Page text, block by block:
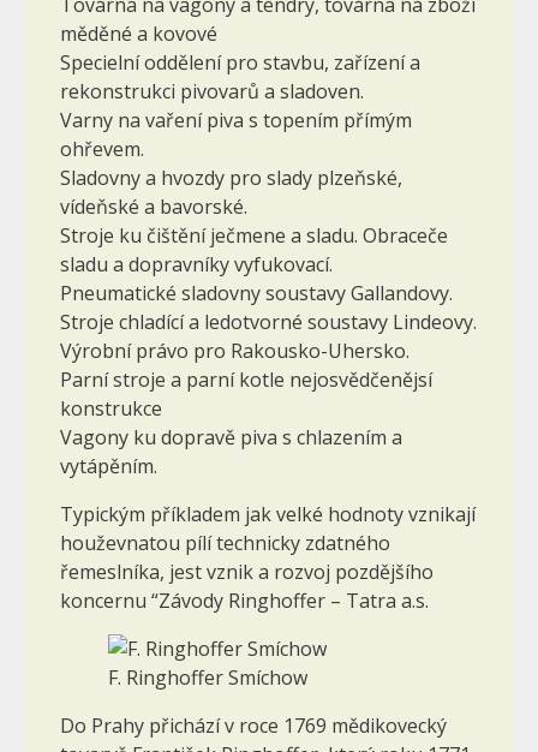
měděné a kovové
Specielní oddělení pro stavbu, zařízení a
rekonstrukci pivovarů a sladoven.
Varny na vaření piva s topením přímým
ohřevem.
Sladovny a hvozdy pro slady plzeňské,
vídeňské a bavorské.
Stroje ku čištění ječmene a sladu. Obraceče
sladu a dopravníky vyfukovací.
Pneumatické sladovny soustavy Gallandovy.
Stroje chladící a ledotvorné soustavy Lindeovy.
Výrobní právo pro Rakousko-Uhersko.
Parní stroje a parní kotle nejosvědčenějsí
konstrukce
Vagony ku dopravě piva s chlazením a
vytápěním.
Typickým příkladem jak velké hodnoty vznikají
houževnatou pílí technicky zdatného
řemeslníka, jest vznik a rozvoj pozdějšího
koncernu “Závody Ringhoffer – Tatra a.s.
F. Ringhoffer Smíchow
Do Prahy přichází v roce 1769 mědikovecký